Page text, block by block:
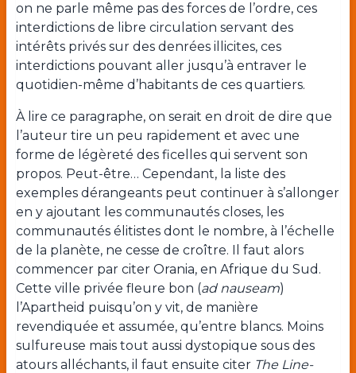
on ne parle même pas des forces de l’ordre, ces
interdictions de libre circulation servant des
intérêts privés sur des denrées illicites, ces
interdictions pouvant aller jusqu’à entraver le
quotidien-même d’habitants de ces quartiers.
À lire ce paragraphe, on serait en droit de dire que
l’auteur tire un peu rapidement et avec une
forme de légèreté des ficelles qui servent son
propos. Peut-être… Cependant, la liste des
exemples dérangeants peut continuer à s’allonger
en y ajoutant les communautés closes, les
communautés élitistes dont le nombre, à l’échelle
de la planète, ne cesse de croître. Il faut alors
commencer par citer Orania, en Afrique du Sud.
Cette ville privée fleure bon (ad nauseam)
l’Apartheid puisqu’on y vit, de manière
revendiquée et assumée, qu’entre blancs. Moins
sulfureuse mais tout aussi dystopique sous des
atours alléchants, il faut ensuite citer The Line-